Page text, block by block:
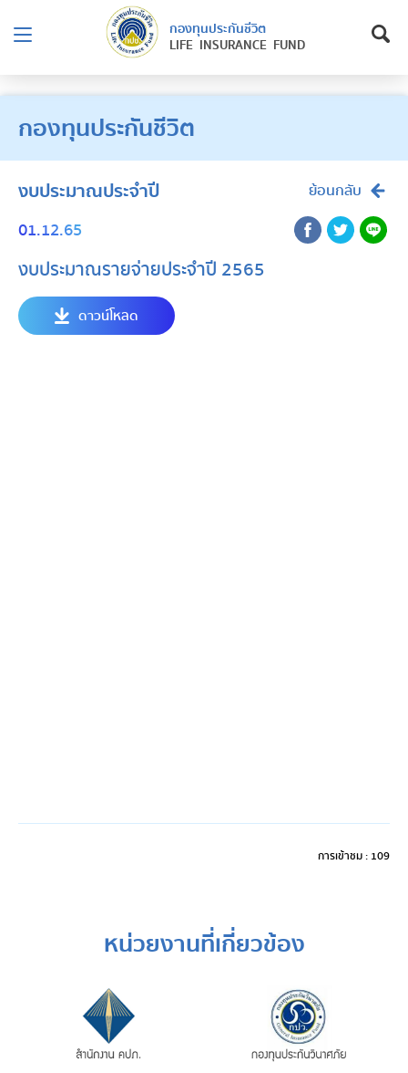
กองทุนประกันชีวิต
LIFE INSURANCE FUND
กองทุนประกันชีวิต
งบประมาณประจำปี ย้อนกลับ
01.12.65
งบประมาณรายจ่ายประจำปี 2565
ดาวน์โหลด
การเข้าชม : 109
หน่วยงานที่เกี่ยวข้อง